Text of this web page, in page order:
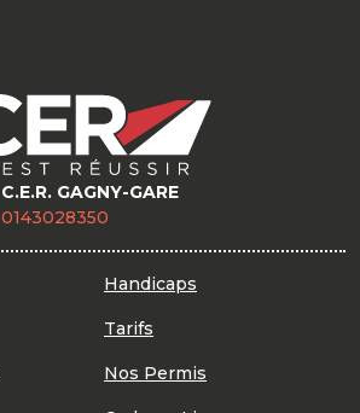
C.E.R. GAGNY-GARE
0143028350
Handicaps
Tarifs
Nos Permis